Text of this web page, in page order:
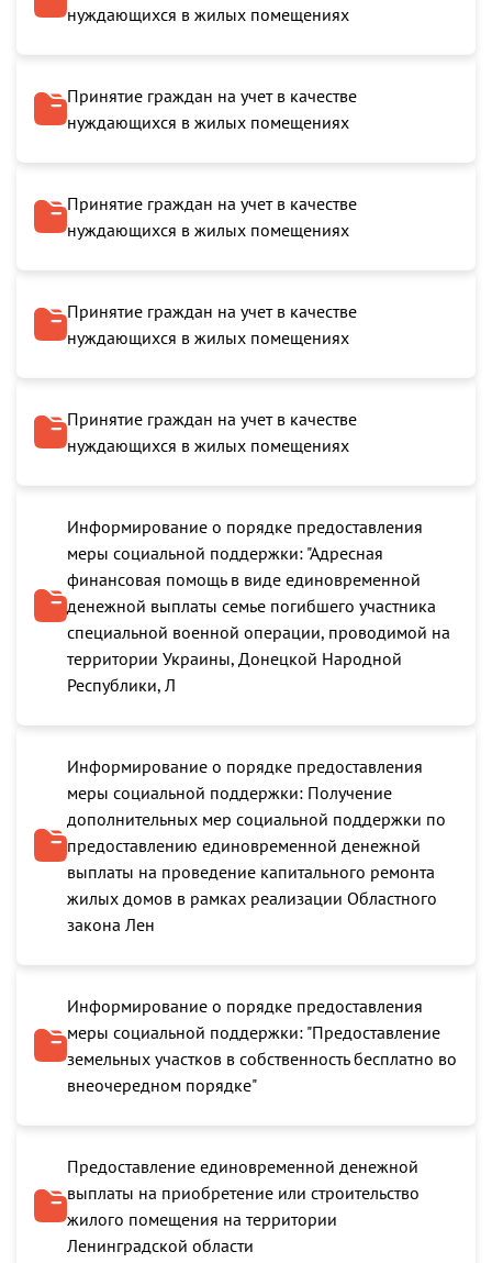
нуждающихся в жилых помещениях
Принятие граждан на учет в качестве
нуждающихся в жилых помещениях
Принятие граждан на учет в качестве
нуждающихся в жилых помещениях
Принятие граждан на учет в качестве
нуждающихся в жилых помещениях
Принятие граждан на учет в качестве
нуждающихся в жилых помещениях
Информирование о порядке предоставления
меры социальной поддержки: "Адресная
финансовая помощь в виде единовременной
денежной выплаты семье погибшего участника
специальной военной операции, проводимой на
территории Украины, Донецкой Народной
Республики, Л
Информирование о порядке предоставления
меры социальной поддержки: Получение
дополнительных мер социальной поддержки по
предоставлению единовременной денежной
выплаты на проведение капитального ремонта
жилых домов в рамках реализации Областного
закона Лен
Информирование о порядке предоставления
меры социальной поддержки: "Предоставление
земельных участков в собственность бесплатно во
внеочередном порядке"
Предоставление единовременной денежной
выплаты на приобретение или строительство
жилого помещения на территории
Ленинградской области